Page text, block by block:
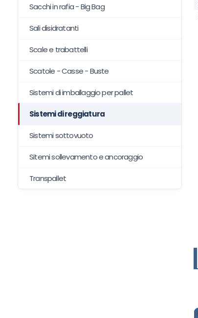
Sacchi in rafia - Big Bag
Sali disidratanti
Scale e trabattelli
Scatole - Casse - Buste
Sistemi di imballaggio per pallet
Sistemi di reggiatura
Sistemi sottovuoto
Sitemi sollevamento e ancoraggio
Transpallet